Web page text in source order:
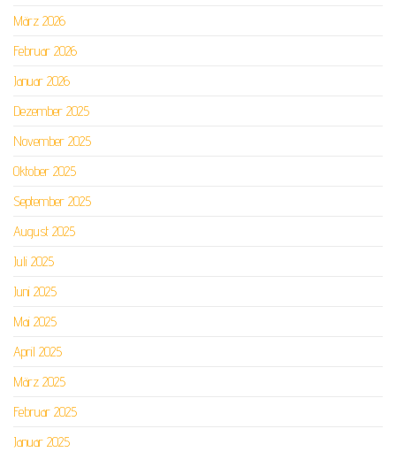
März 2026
Februar 2026
Januar 2026
Dezember 2025
November 2025
Oktober 2025
September 2025
August 2025
Juli 2025
Juni 2025
Mai 2025
April 2025
März 2025
Februar 2025
Januar 2025